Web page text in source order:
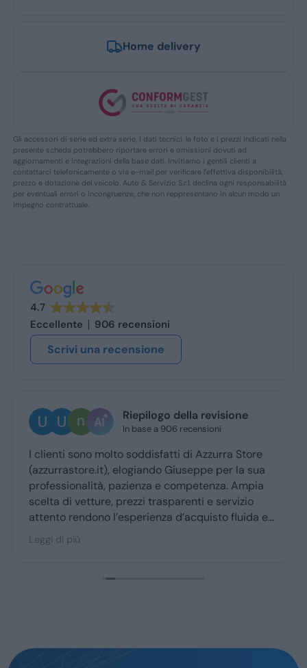
Home delivery
Gli accessori di serie ed extra serie, i dati tecnici, le foto e i prezzi indicati nella
presente scheda potrebbero riportare errori e omissioni dovuti ad
aggiornamenti e integrazioni della base dati. Invitiamo i gentili clienti a
contattarci telefonicamente o via e-mail per verificare l’effettiva disponibilità,
prezzo e dotazione del veicolo. Auto & Servizio S.r.l. declina ogni responsabilità
per eventuali errori o incongruenze, che non reppresentano in alcun modo un
impegno contrattuale.
4.7
Eccellente
906 recensioni
Scrivi una recensione
Ugo Brescia
2 giorni fa
Ottima esperienza con la vs concessionaria.
Giuseppe mi ha coccolato dal momenyo del
ritiro a quello della consegna . Grazie davvero